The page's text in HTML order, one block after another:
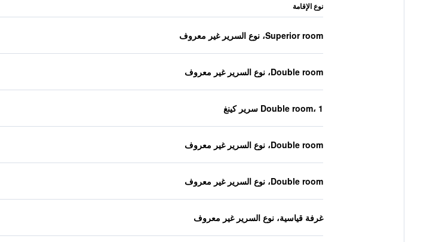
نوع الإقامة
Superior room، نوع السرير غير معروف
Double room، نوع السرير غير معروف
Double room، 1 سرير كينغ
Double room، نوع السرير غير معروف
Double room، نوع السرير غير معروف
غرفة قياسية، نوع السرير غير معروف